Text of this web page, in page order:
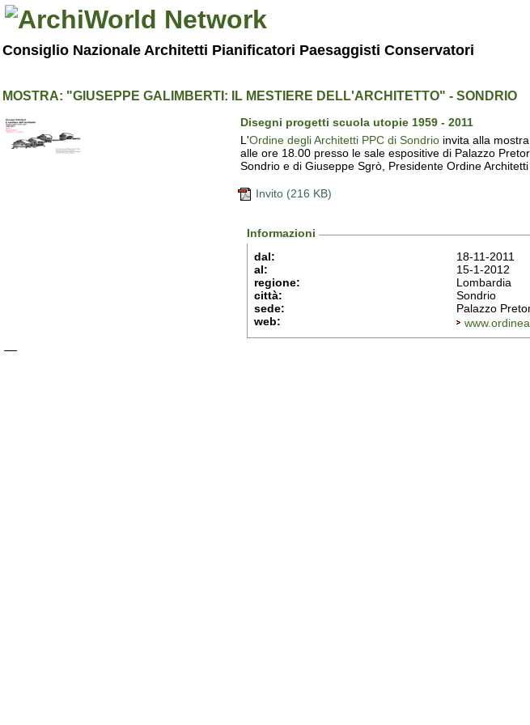
Consiglio Nazionale Architetti Pianificatori Paesaggisti Conservatori
MOSTRA: "GIUSEPPE GALIMBERTI: IL MESTIERE DELL'ARCHITETTO" - SONDRIO
Disegni progetti scuola utopie 1959 - 2011
L'Ordine degli Architetti PPC di Sondrioinvita alla
alle ore 18.00 presso le sale espositive di Palazzo
Sondrio e di Giuseppe Sgrò, Presidente Ordine
Invito (216 KB)
Informazioni
dal:
18-11-2011
al:
15-1-2012
regione:
Lombardia
città:
Sondrio
sede:
Palazzo
web: